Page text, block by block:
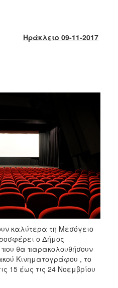
Ηράκλειο 09-11-2017
καλύτερα τη Μεσόγειο
ο Δήμος
θα παρακολουθήσουν
Κινηματογράφου , το
15 έως τις 24 Νοεμβρίου